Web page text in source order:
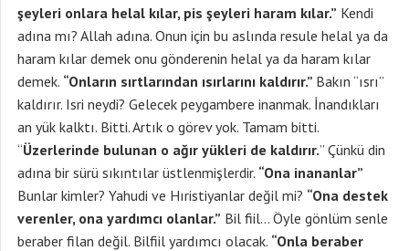
şeyleri onlara helal kılar, pis şeyleri haram kılar.” Kendi
adına mı? Allah adına. Onun için bu aslında resule helal ya da
haram kılar demek onu gönderenin helal ya da haram kılar
demek. “Onların sırtlarından ısırlarını kaldırır.” Bakın “ısrı”
kaldırır. Isri neydi? Gelecek peygambere inanmak. İnandıkları
an yük kalktı. Bitti. Artık o görev yok. Tamam bitti.
“Üzerlerinde bulunan o ağır yükleri de kaldırır.” Çünkü din
adına bir sürü sıkıntılar üstlenmişlerdir. “Ona inananlar”
Bunlar kimler? Yahudi ve Hıristiyanlar değil mi? “Ona destek
verenler, ona yardımcı olanlar.” Bil fiil… Öyle gönlüm senle
beraber filan değil. Bilfiil yardımcı olacak. “Onla beraber